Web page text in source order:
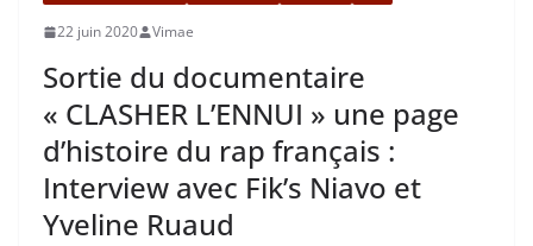
22 juin 2020 Vimae
Sortie du documentaire
« CLASHER L’ENNUI » une page
d’histoire du rap français :
Interview avec Fik’s Niavo et
Yveline Ruaud